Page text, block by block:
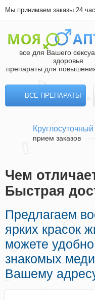
Мы принимаем заказы 24
все для Вашего
здоровья
препараты для
ВСЕ ПРЕПАРАТЫ
Круглосуточный
прием заказов
Чем
Быстрая
Предлагаем
ярких красок
можете
знакомых
Вашему